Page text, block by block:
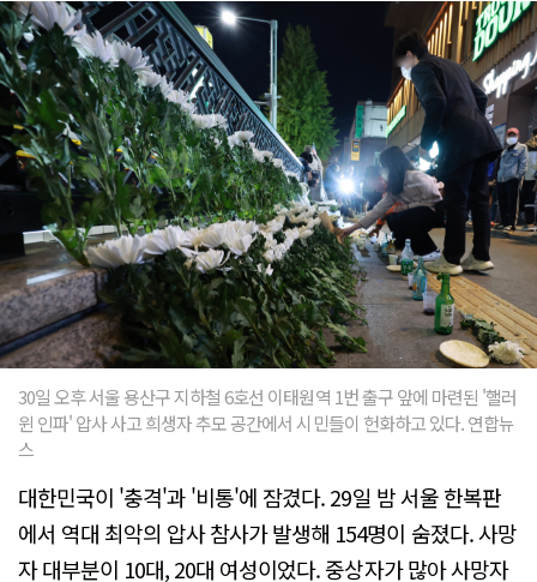
30일 오후 서울 용산구 지하철 6호선 이태원역 1번 출구 앞에 마련된 '핼러
윈 인파' 압사 사고 희생자 추모 공간에서 시민들이 헌화하고 있다. 연합뉴
스
대한민국이 '충격'과 '비통'에 잠겼다. 29일 밤 서울 한복판
에서 역대 최악의 압사 참사가 발생해 154명이 숨졌다. 사망
자 대부분이 10대, 20대 여성이었다. 중상자가 많아 사망자